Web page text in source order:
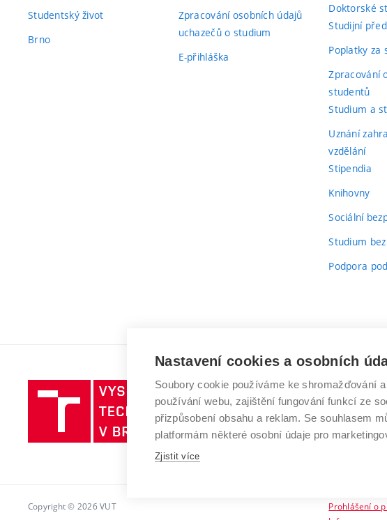
Studentský život
Brno
Zpracování osobních údajů
uchazečů o studium
E-přihláška
Doktorské
Studijní
Poplatky za
Zpracování
studentů
Studium a
Uznání
vzdělání
Stipendia
Knihovny
Sociální
Studium
Podpora
Vysoké
učení
technické
v
VYSOKÉ
Antonínská
602 00 Brno
Copyright © 2026 VUT
Prohlášení o
Nastavení cookies a osobních
Soubory cookie používáme ke shromažďování
používání webu, zajištění fungování funkcí ze
přizpůsobení obsahu a reklam. Se souhlasem
platformám některé osobní údaje pro
Zjistit více